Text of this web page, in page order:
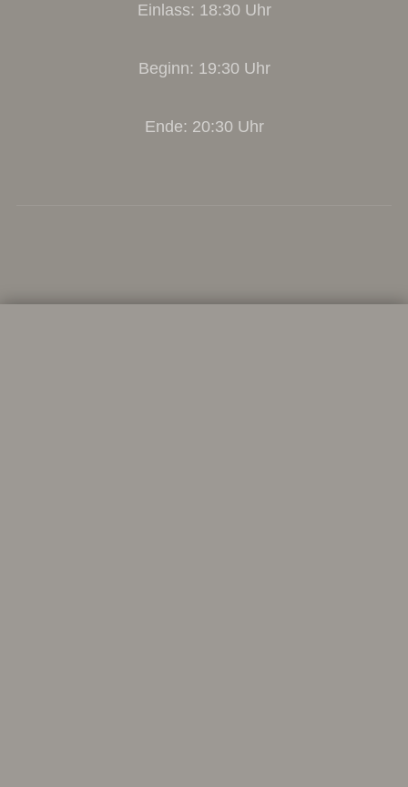
Einlass: 18:30 Uhr
Beginn: 19:30 Uhr
Ende: 20:30 Uhr